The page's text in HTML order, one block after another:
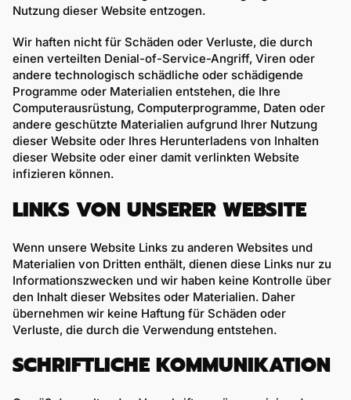
Nutzung dieser Website entzogen.
Wir haften nicht für Schäden oder Verluste, die durch
einen verteilten Denial-of-Service-Angriff, Viren oder
andere technologisch schädliche oder schädigende
Programme oder Materialien entstehen, die Ihre
Computerausrüstung, Computerprogramme, Daten oder
andere geschützte Materialien aufgrund Ihrer Nutzung
dieser Website oder Ihres Herunterladens von Inhalten
dieser Website oder einer damit verlinkten Website
infizieren können.
LINKS VON UNSERER WEBSITE
Wenn unsere Website Links zu anderen Websites und
Materialien von Dritten enthält, dienen diese Links nur zu
Informationszwecken und wir haben keine Kontrolle über
den Inhalt dieser Websites oder Materialien. Daher
übernehmen wir keine Haftung für Schäden oder
Verluste, die durch die Verwendung entstehen.
SCHRIFTLICHE KOMMUNIKATION